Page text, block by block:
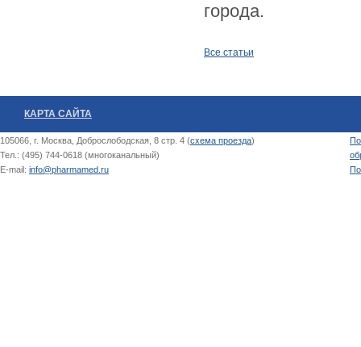
города.
Все статьи
КАРТА САЙТА
105066, г. Москва, Доброслободская, 8 стр. 4 (схема проезда)
Тел.: (495) 744-0618 (многоканальный)
E-mail: info@pharmamed.ru